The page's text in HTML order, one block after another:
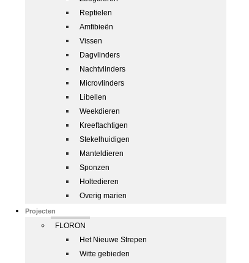
Reptielen
Amfibieën
Vissen
Dagvlinders
Nachtvlinders
Microvlinders
Libellen
Weekdieren
Kreeftachtigen
Stekelhuidigen
Manteldieren
Sponzen
Holtedieren
Overig marien
Projecten
FLORON
Het Nieuwe Strepen
Witte gebieden